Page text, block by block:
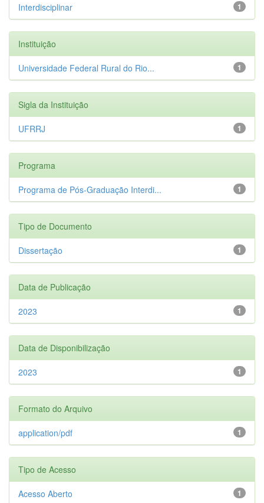
1
Interdisciplinar
Instituição
1
Universidade Federal Rural do Rio...
Sigla da Instituição
1
UFRRJ
Programa
1
Programa de Pós-Graduação Interdi...
Tipo de Documento
1
Dissertação
Data de Publicação
1
2023
Data de Disponibilização
1
2023
Formato do Arquivo
1
application/pdf
Tipo de Acesso
1
Acesso Aberto